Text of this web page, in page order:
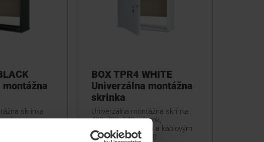
skrinka
BOX TPR4 WHITE
Univerzálna montážna
skrinka
Univerzálna montážna skrinka
400x400x140, zámok,
montážnou doskou a káblovým
vstupom, biela, IP20